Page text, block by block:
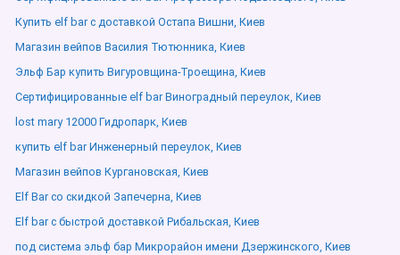
Купить elf bar с доставкой Остапа Вишни, Киев
Магазин вейпов Василия Тютюнника, Киев
Эльф Бар купить Вигуровщина-Троещина, Киев
Сертифицированные elf bar Виноградный переулок, Киев
lost mary 12000 Гидропарк, Киев
купить elf bar Инженерный переулок, Киев
Магазин вейпов Кургановская, Киев
Elf Bar со скидкой Запечерна, Киев
Elf bar с быстрой доставкой Рибальская, Киев
под система эльф бар Микрорайон имени Дзержинского, Киев